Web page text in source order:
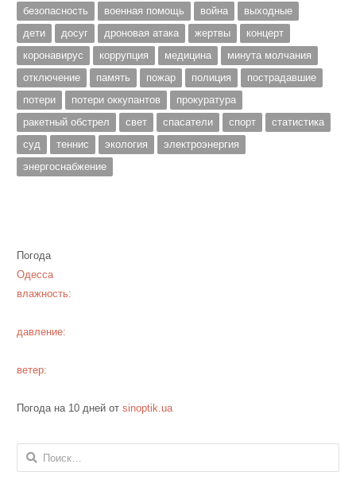
безопасность военная помощь война
выходные
дети
досуг дроновая атака жертвы
концерт
коронавирус
коррупция медицина
минута молчания
отключение
память пожар полиция
пострадавшие
потери
потери оккупантов
прокуратура
ракетный обстрел
свет спасатели спорт
статистика
суд
теннис экология
электроэнергия
энергоснабжение
Погода
Одесса
влажность:
давление:
ветер:
Погода на 10 дней от sinoptik.ua
Найти: